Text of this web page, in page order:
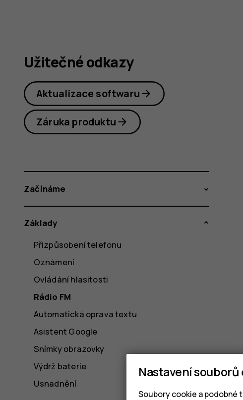
Užitečné odkazy
Aktualizace softwaru
Záruka produktu
Začínáme
Základy
Přizpůsobení telefonu
Oznámení
Ovládání hlasitosti
Rádio FM
Automatická oprava textu
Asistent Google
Snímky obrazovky
Výdrž baterie
Usnadnění
Nastavení souborů
Soubory cookie a podobné